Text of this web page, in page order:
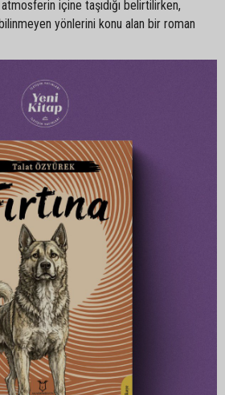
içine taşıdığı belirtilirken,
bilinmeyen yönlerini konu alan bir roman